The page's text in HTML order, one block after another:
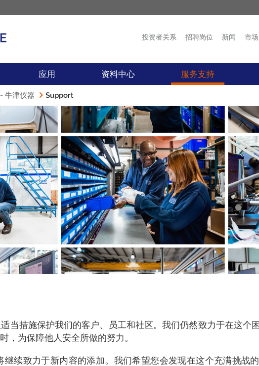
市场活动
投资者关系 招聘岗位 新闻 市
应用 资料中心 服务支持
牛津仪器 Support
当措施保护我们的客户、员工和社区。我们仍然致力于在这个
，为保障他人安全所做的努力。
继续致力于新内容的添加。我们希望您会发现在这个充满挑战